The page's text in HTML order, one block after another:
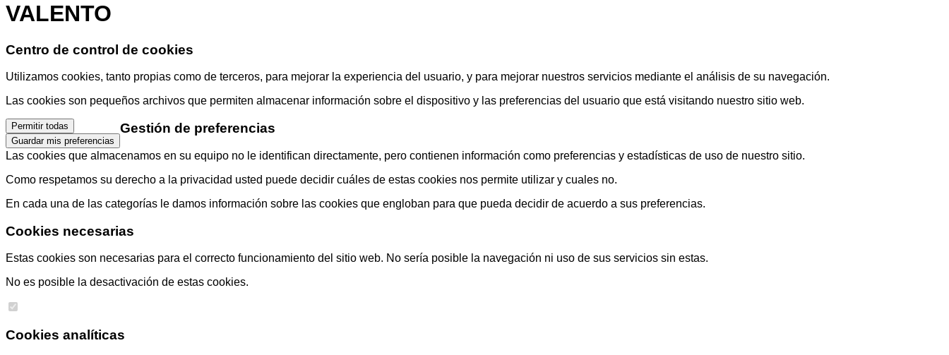
VALENTO
Centro de control de cookies
Utilizamos cookies, tanto propias como de terceros, para mejorar la experiencia del usuario, y para mejorar nuestros servicios mediante el análisis de su navegación.
Las cookies son pequeños archivos que permiten almacenar información sobre el dispositivo y las preferencias del usuario que está visitando nuestro sitio web.
Permitir todas
Guardar mis preferencias
Gestión de preferencias
Las cookies que almacenamos en su equipo no le identifican directamente, pero contienen información como preferencias y estadísticas de uso de nuestro sitio.
Como respetamos su derecho a la privacidad usted puede decidir cuáles de estas cookies nos permite utilizar y cuales no.
En cada una de las categorías le damos información sobre las cookies que engloban para que pueda decidir de acuerdo a sus preferencias.
Cookies necesarias
Estas cookies son necesarias para el correcto funcionamiento del sitio web. No sería posible la navegación ni uso de sus servicios sin estas.
No es posible la desactivación de estas cookies.
Cookies analíticas